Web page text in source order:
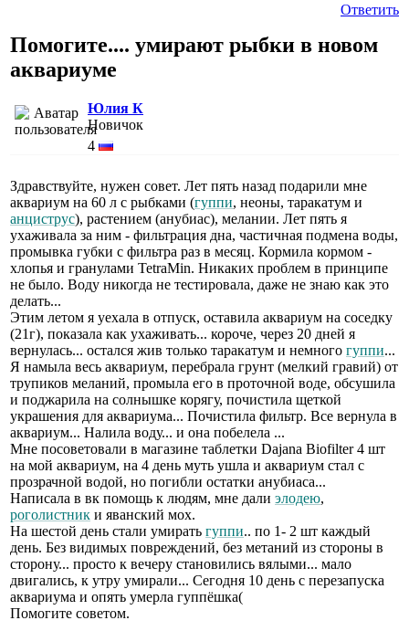
Ответить
Помогите.... умирают рыбки в новом
аквариуме
Юлия К
Новичок
4
Здравствуйте, нужен совет. Лет пять назад подарили мне
аквариум на 60 л с рыбками (гуппи, неоны, таракатум и
анциструс), растением (анубиас), мелании. Лет пять я
ухаживала за ним - фильтрация дна, частичная подмена воды,
промывка губки с фильтра раз в месяц. Кормила кормом -
хлопья и гранулами TetraMin. Никаких проблем в принципе
не было. Воду никогда не тестировала, даже не знаю как это
делать...
Этим летом я уехала в отпуск, оставила аквариум на соседку
(21г), показала как ухаживать... короче, через 20 дней я
вернулась... остался жив только таракатум и немного гуппи...
Я намыла весь аквариум, перебрала грунт (мелкий гравий) от
трупиков меланий, промыла его в проточной воде, обсушила
и поджарила на солнышке корягу, почистила щеткой
украшения для аквариума... Почистила фильтр. Все вернула в
аквариум... Налила воду... и она побелела ...
Мне посоветовали в магазине таблетки Dajana Biofilter 4 шт
на мой аквариум, на 4 день муть ушла и аквариум стал с
прозрачной водой, но погибли остатки анубиаса...
Написала в вк помощь к людям, мне дали элодею,
роголистник и яванский мох.
На шестой день стали умирать гуппи.. по 1- 2 шт каждый
день. Без видимых повреждений, без метаний из стороны в
сторону... просто к вечеру становились вялыми... мало
двигались, к утру умирали... Сегодня 10 день с перезапуска
аквариума и опять умерла гуппёшка(
Помогите советом.